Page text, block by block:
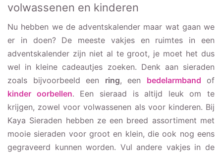
volwassenen en kinderen
Nu hebben we de adventskalender maar wat gaan we
er in doen? De meeste vakjes en ruimtes in een
adventskalender zijn niet al te groot, je moet het dus
wel in kleine cadeautjes zoeken. Denk aan sieraden
zoals bijvoorbeeld een ring, een bedelarmband of
kinder oorbellen. Een sieraad is altijd leuk om te
krijgen, zowel voor volwassenen als voor kinderen. Bij
Kaya Sieraden hebben ze een breed assortiment met
mooie sieraden voor groot en klein, die ook nog eens
gegraveerd kunnen worden. Vul andere vakjes in de